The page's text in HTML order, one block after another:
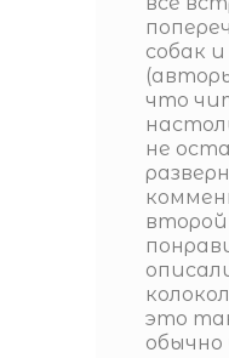
собак
что
не
второй
это